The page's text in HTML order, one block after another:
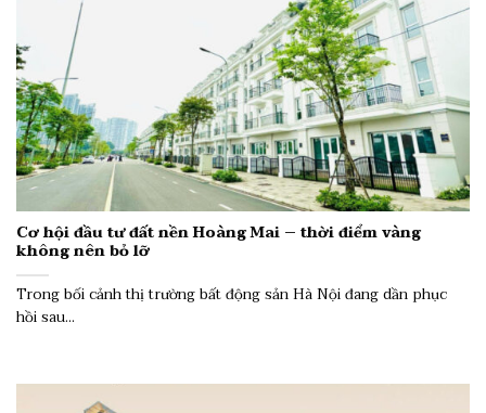
Cơ hội đầu tư đất nền Hoàng Mai – thời điểm vàng
không nên bỏ lỡ
Trong bối cảnh thị trường bất động sản Hà Nội đang dần phục
hồi sau...